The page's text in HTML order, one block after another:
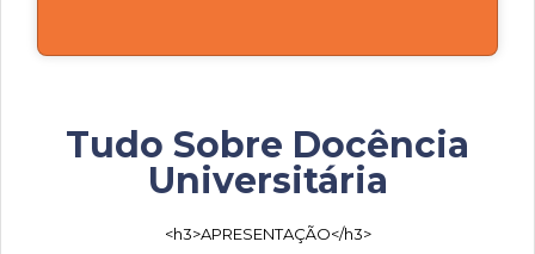
Tudo Sobre Docência
Universitária
<h3>APRESENTAÇÃO</h3>